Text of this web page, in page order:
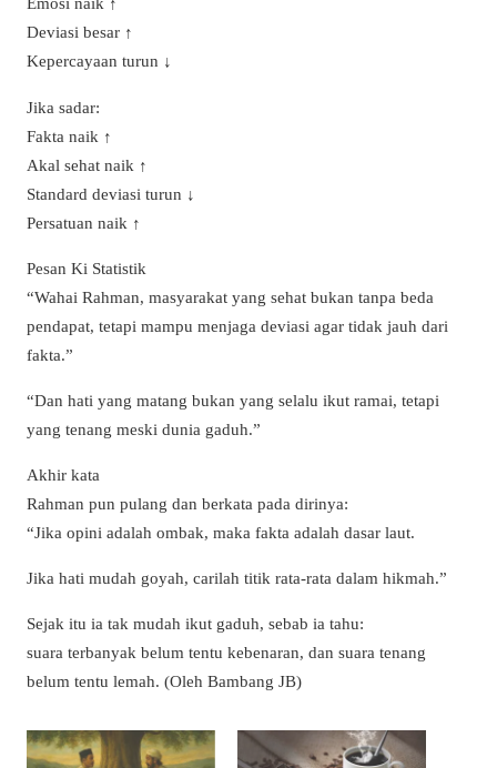
Deviasi besar ↑
Kepercayaan turun ↓
Jika sadar:
Fakta naik ↑
Akal sehat naik ↑
Standard deviasi turun ↓
Persatuan naik ↑
Pesan Ki Statistik
“Wahai Rahman, masyarakat yang sehat bukan tanpa beda
pendapat, tetapi mampu menjaga deviasi agar tidak jauh dari
fakta.”
“Dan hati yang matang bukan yang selalu ikut ramai, tetapi
yang tenang meski dunia gaduh.”
Akhir kata
Rahman pun pulang dan berkata pada dirinya:
“Jika opini adalah ombak, maka fakta adalah dasar laut.
Jika hati mudah goyah, carilah titik rata-rata dalam hikmah.”
Sejak itu ia tak mudah ikut gaduh, sebab ia tahu:
suara terbanyak belum tentu kebenaran, dan suara tenang
belum tentu lemah. (Oleh Bambang JB)